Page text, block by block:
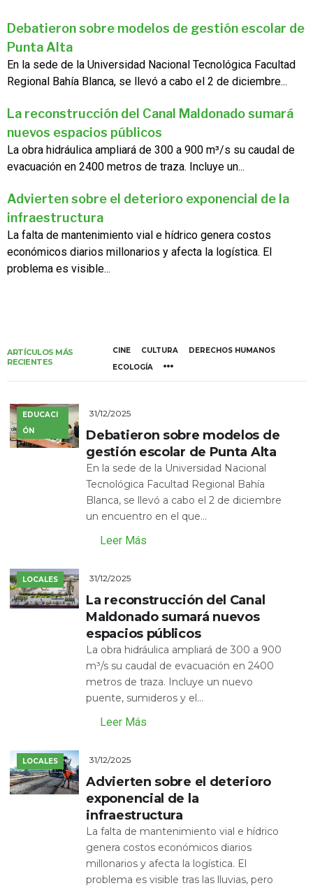
Debatieron sobre modelos de gestión escolar de
Punta Alta
En la sede de la Universidad Nacional Tecnológica Facultad
Regional Bahía Blanca, se llevó a cabo el 2 de diciembre...
La reconstrucción del Canal Maldonado sumará
nuevos espacios públicos
La obra hidráulica ampliará de 300 a 900 m³/s su caudal de
evacuación en 2400 metros de traza. Incluye un...
Advierten sobre el deterioro exponencial de la
infraestructura
La falta de mantenimiento vial e hídrico genera costos
económicos diarios millonarios y afecta la logística. El
problema es visible...
ARTÍCULOS MÁS
RECIENTES
CINE CULTURA
DERECHOS HUMANOS
ECOLOGÍA
EDUCACI
ÓN
31/12/2025
Debatieron sobre modelos de
gestión escolar de Punta Alta
En la sede de la Universidad Nacional
Tecnológica Facultad Regional Bahía
Blanca, se llevó a cabo el 2 de diciembre
un encuentro en el que...
Leer Más
LOCALES 31/12/2025
La reconstrucción del Canal
Maldonado sumará nuevos
espacios públicos
La obra hidráulica ampliará de 300 a 900
m³/s su caudal de evacuación en 2400
metros de traza. Incluye un nuevo
puente, sumideros y el...
Leer Más
LOCALES 31/12/2025
Advierten sobre el deterioro
exponencial de la
infraestructura
La falta de mantenimiento vial e hídrico
genera costos económicos diarios
millonarios y afecta la logística. El
problema es visible tras las lluvias, pero